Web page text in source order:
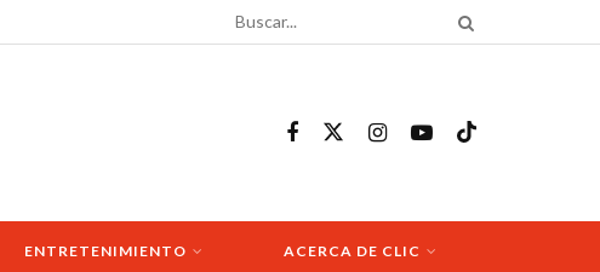
ENTRETENIMIENTO ACERCA DE CLIC